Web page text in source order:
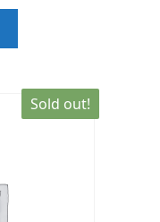
Sold out!